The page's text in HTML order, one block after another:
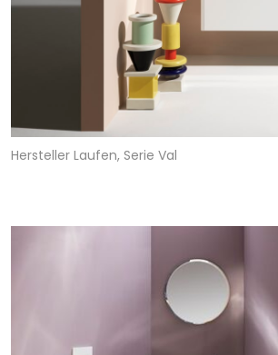
Hersteller Laufen, Serie Val